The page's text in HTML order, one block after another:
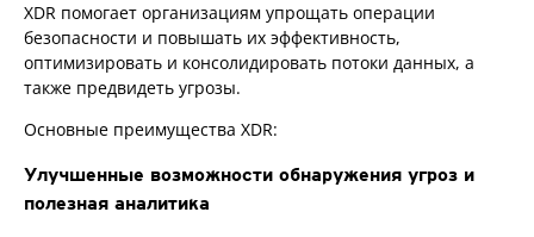
XDR помогает организациям упрощать операции
безопасности и повышать их эффективность,
оптимизировать и консолидировать потоки данных, а
также предвидеть угрозы.
Основные преимущества XDR:
Улучшенные возможности обнаружения угроз и
полезная аналитика